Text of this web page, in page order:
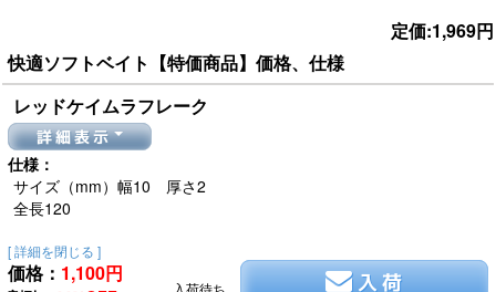
定価:1,969円
快適ソフトベイト【特価商品】価格、仕様
レッドケイムラフレーク
詳細表示
仕様：
サイズ（mm）幅10 厚さ2
全長120
[ 詳細を閉じる ]
価格： 1,100円
入荷
入荷待ち